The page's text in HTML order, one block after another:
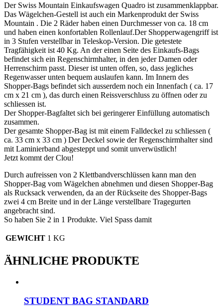
Der Swiss Mountain Einkaufswagen Quadro ist zusammenklappbar.
Das Wägelchen-Gestell ist auch ein Markenprodukt der Swiss
Mountain . Die 2 Räder haben einen Durchmesser von ca. 18 cm
und haben einen konfortablen Rollenlauf.Der Shopperwagengriff ist
in 3 Stufen verstellbar in Teleskop-Version. Die getestete
Tragfähigkeit ist 40 Kg. An der einen Seite des Einkaufs-Bags
befindet sich ein Regenschirmhalter, in den jeder Damen oder
Herrenschirm passt. Dieser ist unten offen, so, dass jegliches
Regenwasser unten bequem auslaufen kann. Im Innern des
Shopper-Bags befindet sich ausserdem noch ein Innenfach ( ca. 17
cm x 21 cm ), das durch einen Reissverschluss zu öffnen oder zu
schliessen ist.
Der Shopper-Bagfaltet sich bei geringerer Einfüllung automatisch
zusammen.
Der gesamte Shopper-Bag ist mit einem Falldeckel zu schliessen (
ca. 33 cm x 33 cm ) Der Deckel sowie der Regenschirmhalter sind
mit Laminierband abgesteppt und somit unverwüstlich!
Jetzt kommt der Clou!
Durch aufreissen von 2 Klettbandverschlüssen kann man den
Shopper-Bag vom Wägelchen abnehmen und diesen Shopper-Bag
als Rucksack verwenden, da an der Rückseite des Shopper-Bags
zwei 4 cm Breite und in der Länge verstellbare Tragegurten
angebracht sind.
So haben Sie 2 in 1 Produkte. Viel Spass damit
GEWICHT 1 KG
ÄHNLICHE PRODUKTE
STUDENT BAG STANDARD